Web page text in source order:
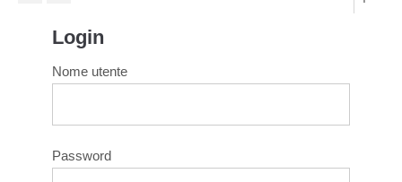
Login
Nome utente
Password